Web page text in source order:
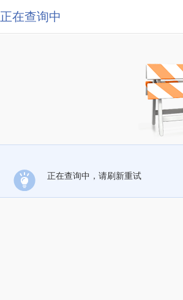
正在查询中
正在查询中，请刷新重试